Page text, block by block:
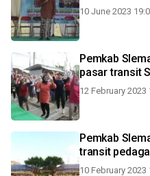
10 June 2023
Pemkab
pasar transit
12 February 2023
Pemkab
transit
10 February 2023